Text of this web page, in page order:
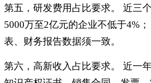
第五，研发费用占比要求。
近三
5000万至2亿元的企业不低于4%
表、财务报告数据须一致。
第六，高新收入占比要求。
近一